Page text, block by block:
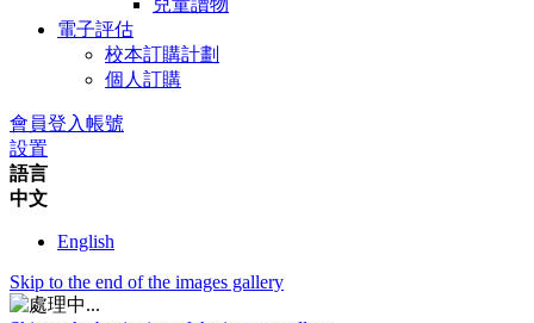
兒童讀物
電子評估
校本訂購計劃
個人訂購
會員登入帳號
設置
語言
中文
English
Skip to the end of the images gallery